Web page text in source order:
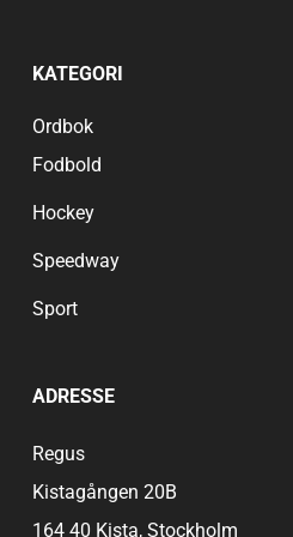
KATEGORI
Ordbok
Fodbold
Hockey
Speedway
Sport
ADRESSE
Regus
Kistagången 20B
164 40 Kista, Stockholm